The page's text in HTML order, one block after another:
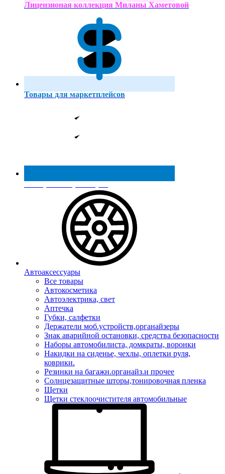
Лицензионая коллекция Миланы Хаметовой
Товары для маркетплейсов
Реестр МинПромТорга
Автоаксессуары
Все товары
Автокосметика
Автоэлектрика, свет
Аптечка
Губки, салфетки
Держатели моб.устройств,органайзеры
Знак аварийной остановки, средства безопасности
Наборы автомобилиста, домкраты, воронки
Накидки на сиденье, чехлы, оплетки руля,
коврики.
Резинки на багажн.органайз.и прочее
Солнцезащитные шторы,тонировочная пленка
Щетки
Щетки стеклоочистителя автомобильные